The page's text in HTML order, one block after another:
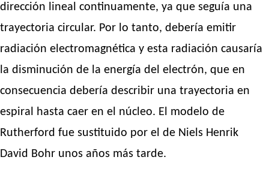
dirección lineal continuamente, ya que seguía una
trayectoria circular. Por lo tanto, debería emitir
radiación electromagnética y esta radiación causaría
la disminución de la energía del electrón, que en
consecuencia debería describir una trayectoria en
espiral hasta caer en el núcleo. El modelo de
Rutherford fue sustituido por el de Niels Henrik
David Bohr unos años más tarde.